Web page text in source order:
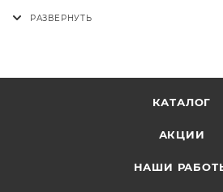
КАТАЛОГ
АКЦИИ
НАШИ